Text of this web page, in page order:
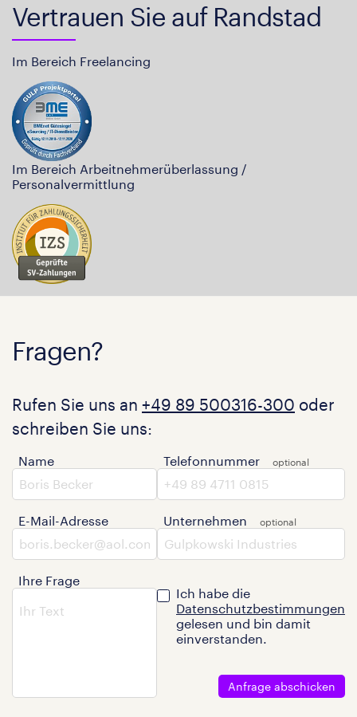
Vertrauen Sie auf Randstad
Im Bereich Freelancing
Im Bereich Arbeitnehmerüberlassung /
Personalvermittlung
Fragen?
Rufen Sie uns an +49 89 500316-300 oder
schreiben Sie uns:
Name
E-Mail-Adresse
Ihre Frage
Telefonnummer
Unternehmen
Ich habe die
Datenschutzbestimmungen
gelesen und bin damit
einverstanden.
Anfrage abschicken